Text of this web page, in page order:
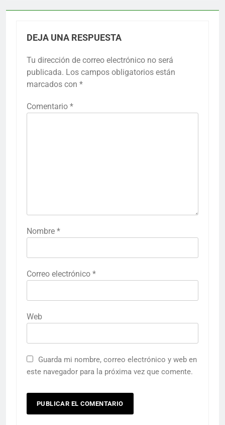
DEJA UNA RESPUESTA
Tu dirección de correo electrónico no será
publicada. Los campos obligatorios están
marcados con *
Comentario *
Nombre *
Correo electrónico *
Web
Guarda mi nombre, correo electrónico y web en
este navegador para la próxima vez que comente.